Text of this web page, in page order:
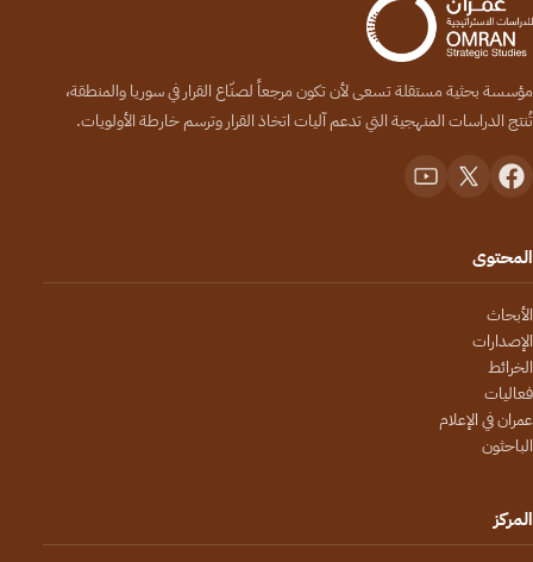
مؤسسة بحثية مستقلة تسعى لأن تكون مرجعاً لصنّاع القرار في سوريا والمنطقة،
تُنتج الدراسات المنهجية التي تدعم آليات اتخاذ القرار وترسم خارطة الأولويات.
المحتوى
الأبحاث
الإصدارات
الخرائط
فعاليات
عمران في الإعلام
الباحثون
المركز